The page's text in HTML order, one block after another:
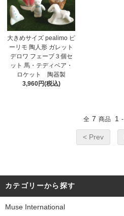
大きめサイズ pealimo ピ
ーリモ 陶人形 ガレット
デロワ フェーブ３個セ
ット 馬・テディベア・
ロケット 陶器製
3,960円(税込)
全 7 商品 1 -
< Prev
カテゴリーから探す
Muse International